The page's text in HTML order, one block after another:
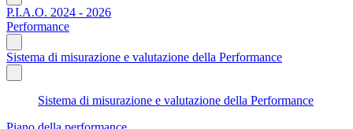
P.I.A.O. 2024 - 2026
Performance
Sistema di misurazione e valutazione della Performance
Sistema di misurazione e valutazione della Performance